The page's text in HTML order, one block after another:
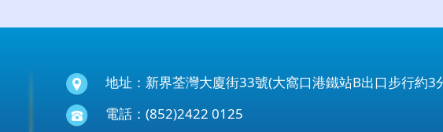
地址：新界荃灣大廈街33號(大窩口港鐵站B出口步行約3
電話：(852)2422 0125